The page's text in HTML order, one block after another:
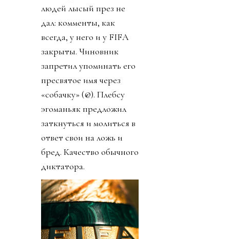
людей лысый през не
дал: комменты, как
всегда, у него и у FIFA
закрыты. Чиновник
запретил упоминать его
пресвятое имя через
«собачку» (@). Плебсу
эгоманьяк предложил
заткнуться и молиться в
ответ свои на ложь и
бред. Качество обычного
диктатора.